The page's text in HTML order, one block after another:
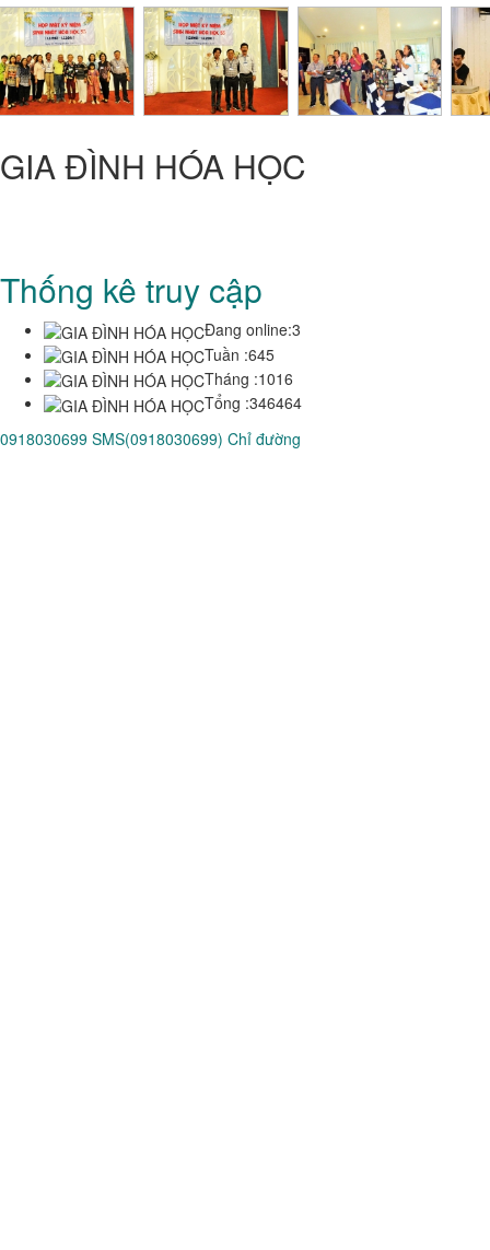
GIA ĐÌNH HÓA HỌC
Thống kê truy cập
Đang online:3
Tuần :645
Tháng :1016
Tổng :346464
0918030699 SMS(0918030699) Chỉ đường